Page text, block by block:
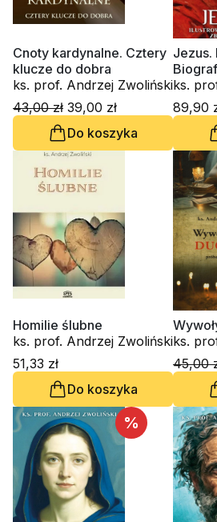
Cnoty kardynalne. Cztery
klucze do dobra
ks. prof. Andrzej Zwoliński
43,00 zł 39,00 zł
Do koszyka
Jezus.
ks.
89,90
Homilie ślubne
ks. prof. Andrzej Zwoliński
51,33 zł
Do koszyka
ks.
45,00
%